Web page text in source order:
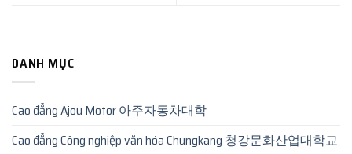
DANH MỤC
Cao đẳng Ajou Motor 아주자동차대학
Cao đẳng Công nghiệp văn hóa Chungkang 청강문화산업대학교